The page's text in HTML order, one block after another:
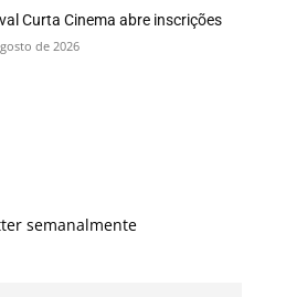
Curta Cinema abre inscrições
de 2026
semanalmente